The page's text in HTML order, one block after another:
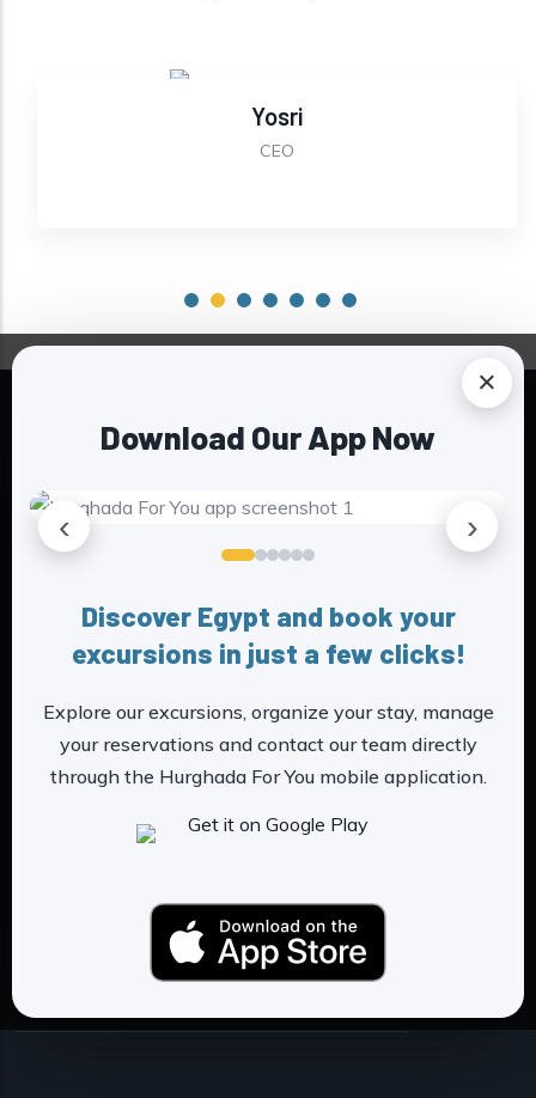
Yosri
CEO
×
Download Our App Now
‹ ›
Discover Egypt and book your
excursions in just a few clicks!
Explore our excursions, organize your stay, manage
your reservations and contact our team directly
through the Hurghada For You mobile application.
we are hurghada for you
between Camille, a French woman passionate
about travel and discovery, and an Egyptian
Yosri. After numerous trips to Egypt, mainly to
Hurghada and above all tired of the
Hurghada_foryou.